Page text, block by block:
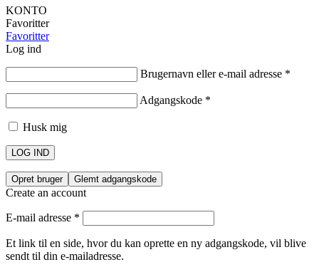
KONTO
Favoritter
Favoritter
Log ind
Brugernavn eller e-mail adresse *
Adgangskode *
Husk mig
LOG IND
Opret bruger Glemt adgangskode
Create an account
E-mail adresse *
Et link til en side, hvor du kan oprette en ny adgangskode, vil blive
sendt til din e-mailadresse.